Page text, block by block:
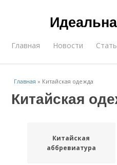
Главная Новости
Главная » Китайская одежда
Китайская
Китайская
аббревиатура